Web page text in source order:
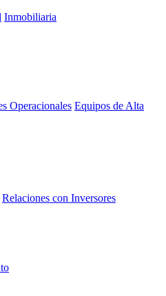
Inmobiliaria
Operacionales Equipos de Alta
Relaciones con Inversores